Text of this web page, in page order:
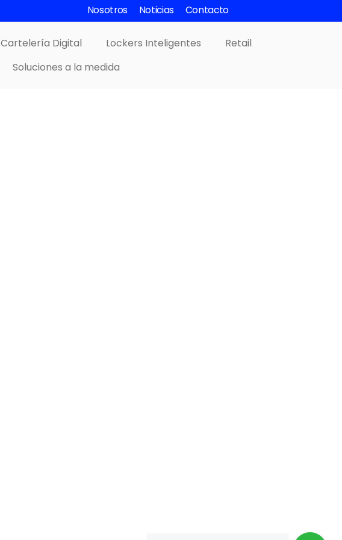
Nosotros Noticias Contacto
Cartelería Digital Lockers Inteligentes
Retail
Soluciones a la medida